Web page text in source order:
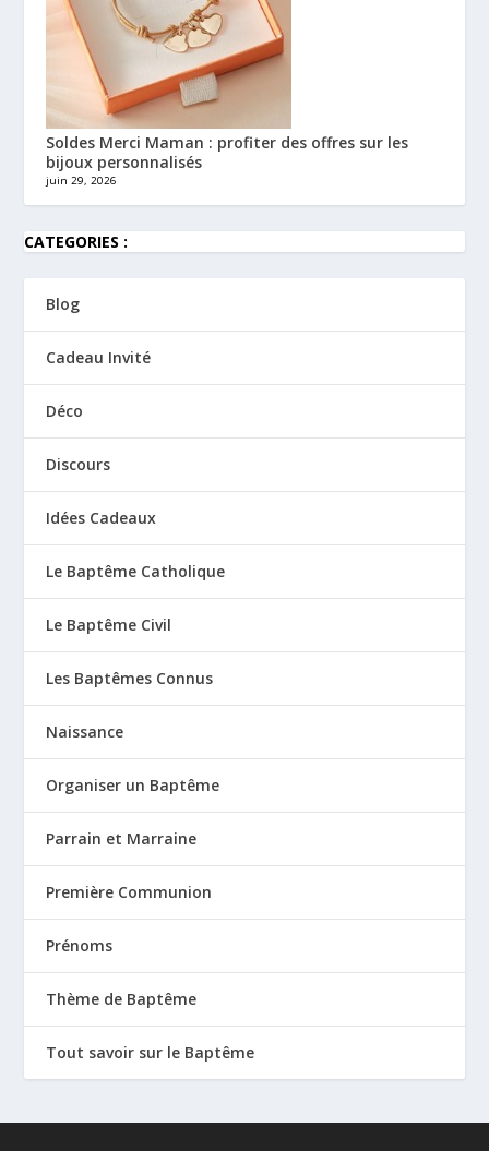
Soldes Merci Maman : profiter des offres sur les
bijoux personnalisés
juin 29, 2026
CATEGORIES :
Blog
Cadeau Invité
Déco
Discours
Idées Cadeaux
Le Baptême Catholique
Le Baptême Civil
Les Baptêmes Connus
Naissance
Organiser un Baptême
Parrain et Marraine
Première Communion
Prénoms
Thème de Baptême
Tout savoir sur le Baptême